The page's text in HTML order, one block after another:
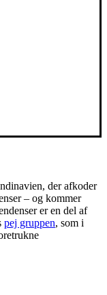
der afkoder
– og kommer
er en del af
pej gruppen, som i